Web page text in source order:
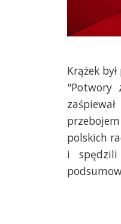
Krążek
"Potwory
polskich
i